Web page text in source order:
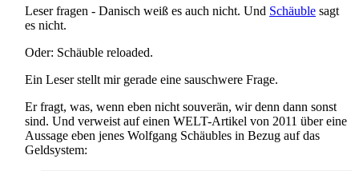
Leser fragen - Danisch weiß es auch nicht. Und Schäuble sagt
es nicht.
Oder: Schäuble reloaded.
Ein Leser stellt mir gerade eine sauschwere Frage.
Er fragt, was, wenn eben nicht souverän, wir denn dann sonst
sind. Und verweist auf einen WELT-Artikel von 2011 über eine
Aussage eben jenes Wolfgang Schäubles in Bezug auf das
Geldsystem: